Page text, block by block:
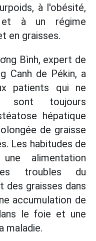
à l'obésité,
et à un régime
en graisses.
Bình, expert de
Canh de Pékin, a
patients qui ne
sont toujours
hépatique
de graisse
Les habitudes de
alimentation
troubles du
des graisses dans
accumulation de
le foie et une
maladie.